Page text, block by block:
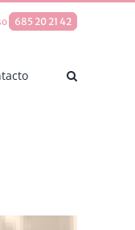
685 20 21 42